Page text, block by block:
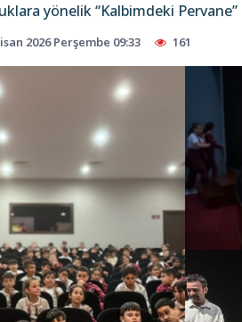
yönelik “Kalbimdeki
2026 Perşembe 09:33 161